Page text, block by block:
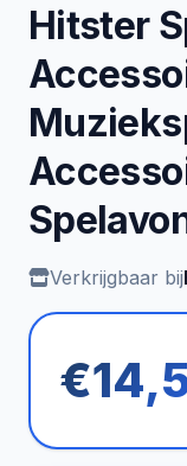
Hitster
Verkrijgbaar bij